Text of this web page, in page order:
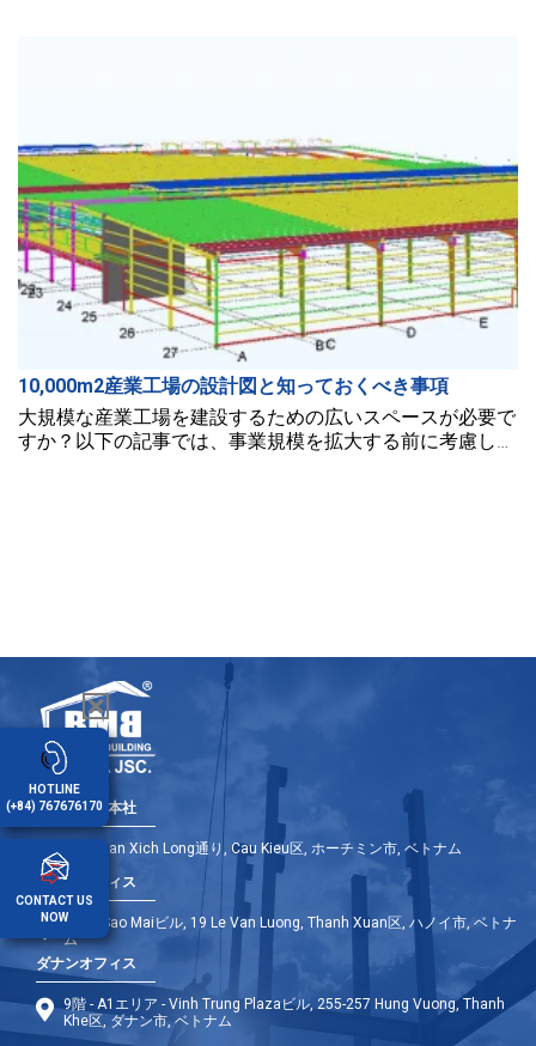
10,000m2産業工場の設計図と知っておくべき事項
大規模な産業工場を建設するための広いスペースが必要で
すか？以下の記事では、事業規模を拡大する前に考慮し準
ホーチミン本社
146 Phan Xich Long通り, Cau Kieu区, ホーチミン市, ベトナム
ハノイオフィス
12階, Sao Maiビル, 19 Le Van Luong, Thanh Xuan区, ハノイ市, ベトナ
ム
ダナンオフィス
9階 - A1エリア - Vinh Trung Plazaビル, 255-257 Hung Vuong, Thanh
Khe区, ダナン市, ベトナム
HOTLINE
(+84) 767676170
CONTACT US
NOW